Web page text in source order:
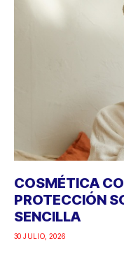
COSMÉTICA
PROTECCIÓN
SENCILLA
30 JULIO, 2026